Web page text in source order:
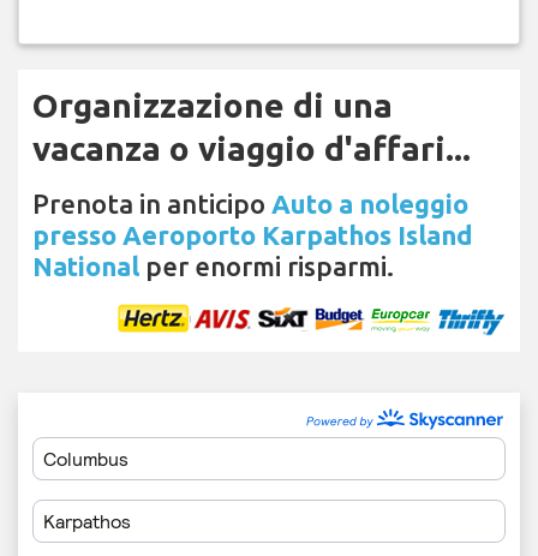
Organizzazione di una
vacanza o viaggio d'affari...
Prenota in anticipo Auto a noleggio
presso Aeroporto Karpathos Island
National per enormi risparmi.